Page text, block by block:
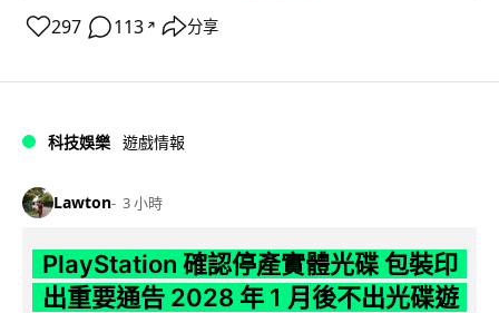
297 113 ↗ 分享
科技娛樂 遊戲情報
Lawton 3 小時
PlayStation 確認停產實體光碟 包裝印
出重要通告 2028 年 1 月後不出光碟遊